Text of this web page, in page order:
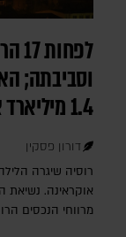
וסביבתה;
1.4 מיליארד אירו
דורון פסקין
אוקראינה. נשיאת
מרווחי הנכסים